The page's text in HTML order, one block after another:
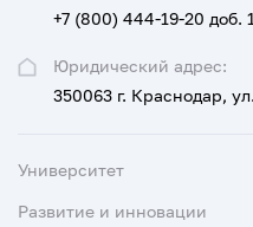
Юридический адрес:
350063 г. Краснодар,
+7 (800) 444-19-20 доб. 1
Университет
Развитие и инновации